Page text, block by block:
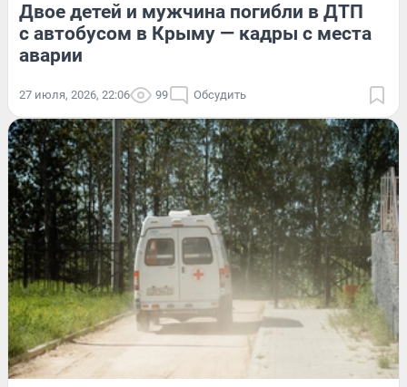
Двое детей и мужчина погибли в ДТП
с автобусом в Крыму — кадры с места
аварии
27 июля, 2026, 22:06 99 Обсудить